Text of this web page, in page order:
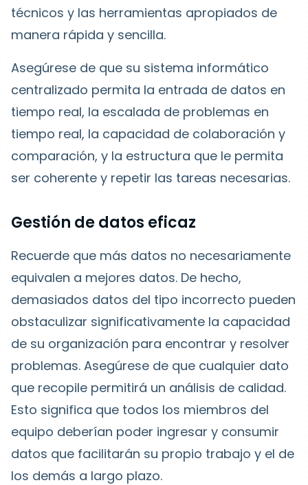
técnicos y las herramientas apropiados de
manera rápida y sencilla.
Asegúrese de que su sistema informático
centralizado permita la entrada de datos en
tiempo real, la escalada de problemas en
tiempo real, la capacidad de colaboración y
comparación, y la estructura que le permita
ser coherente y repetir las tareas necesarias.
Gestión de datos eficaz
Recuerde que más datos no necesariamente
equivalen a mejores datos. De hecho,
demasiados datos del tipo incorrecto pueden
obstaculizar significativamente la capacidad
de su organización para encontrar y resolver
problemas. Asegúrese de que cualquier dato
que recopile permitirá un análisis de calidad.
Esto significa que todos los miembros del
equipo deberían poder ingresar y consumir
datos que facilitarán su propio trabajo y el de
los demás a largo plazo.